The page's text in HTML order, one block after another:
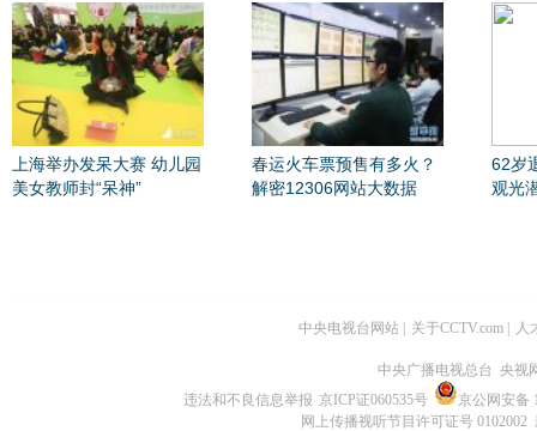
上海举办发呆大赛 幼儿园
美女教师封“呆神”
春运火车票预售有多火？
解密12306网站大数据
62岁
观光
中央电视台网站 关于CCTV.com 人
中央广播电视总台 央视
违法和不良信息举报 京ICP证060535号
京公网安备
网上传播视听节目许可证号 0102002